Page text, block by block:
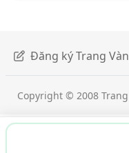
Đăng ký Trang
Copyright © 2008